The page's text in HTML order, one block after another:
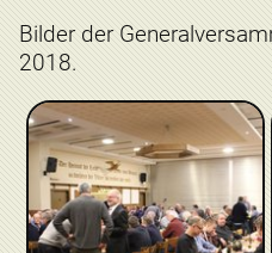
Bilder der
2018.